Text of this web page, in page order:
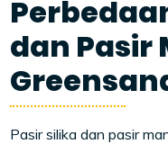
dan Pasir
Pasir silika dan pasir